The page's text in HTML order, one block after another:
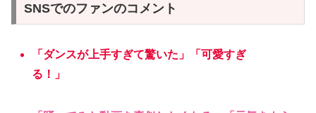
SNSでのファンのコメント
「ダンスが上手すぎて驚いた」「可愛すぎ
る！」